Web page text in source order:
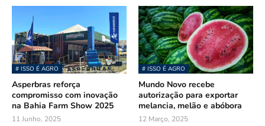
# ISSO É AGRO
Asperbras reforça
compromisso com inovação
na Bahia Farm Show 2025
11 Junho, 2025
# ISSO É AGRO
Mundo Novo recebe
autorização para exportar
melancia, melão e abóbora
12 Março, 2025